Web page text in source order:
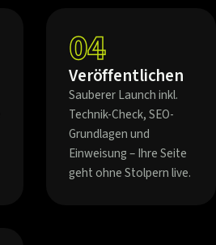
04
Veröffentlichen
Sauberer Launch inkl.
Technik-Check, SEO-
Grundlagen und
Einweisung – Ihre Seite
geht ohne Stolpern live.